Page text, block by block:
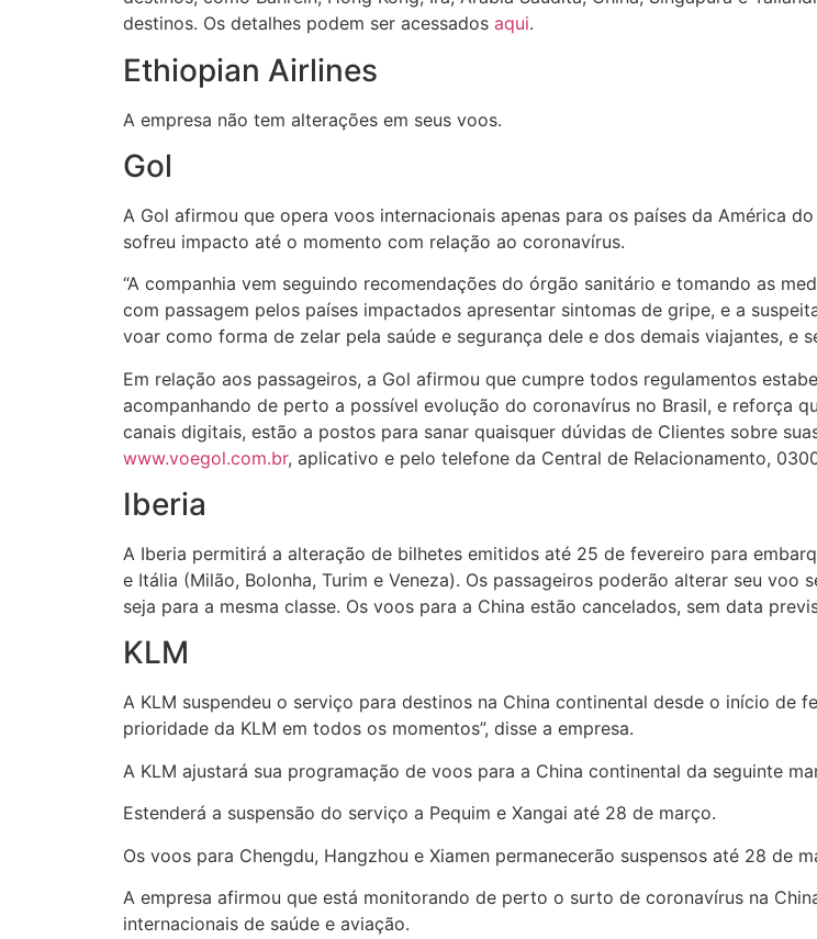
destinos. Os detalhes podem ser acessados aqui.
Ethiopian Airlines
A empresa não tem alterações em seus voos.
Gol
A Gol afirmou que opera voos internacionais apenas para os países da América
sofreu impacto até o momento com relação ao coronavírus.
“A companhia vem seguindo recomendações do órgão sanitário e tomando as
com passagem pelos países impactados apresentar sintomas de gripe, e a
voar como forma de zelar pela saúde e segurança dele e dos demais viajantes, e
Em relação aos passageiros, a Gol afirmou que cumpre todos regulamentos
acompanhando de perto a possível evolução do coronavírus no Brasil, e reforça
canais digitais, estão a postos para sanar quaisquer dúvidas de Clientes sobre
www.voegol.com.br, aplicativo e pelo telefone da Central de Relacionamento, 0300
Iberia
A Iberia permitirá a alteração de bilhetes emitidos até 25 de fevereiro para
e Itália (Milão, Bolonha, Turim e Veneza). Os passageiros poderão alterar seu voo
seja para a mesma classe. Os voos para a China estão cancelados, sem data
KLM
A KLM suspendeu o serviço para destinos na China continental desde o início de
prioridade da KLM em todos os momentos”, disse a empresa.
A KLM ajustará sua programação de voos para a China continental da seguinte
Estenderá a suspensão do serviço a Pequim e Xangai até 28 de março.
Os voos para Chengdu, Hangzhou e Xiamen permanecerão suspensos até 28 de
A empresa afirmou que está monitorando de perto o surto de coronavírus na
internacionais de saúde e aviação.